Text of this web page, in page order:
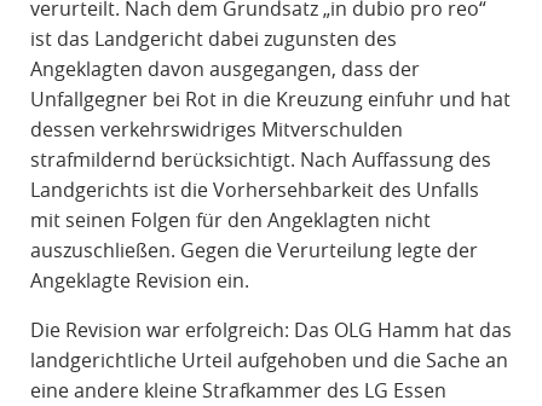
verurteilt. Nach dem Grundsatz „in dubio pro reo“
ist das Landgericht dabei zugunsten des
Angeklagten davon ausgegangen, dass der
Unfallgegner bei Rot in die Kreuzung einfuhr und hat
dessen verkehrswidriges Mitverschulden
strafmildernd berücksichtigt. Nach Auffassung des
Landgerichts ist die Vorhersehbarkeit des Unfalls
mit seinen Folgen für den Angeklagten nicht
auszuschließen. Gegen die Verurteilung legte der
Angeklagte Revision ein.
Die Revision war erfolgreich: Das OLG Hamm hat das
landgerichtliche Urteil aufgehoben und die Sache an
eine andere kleine Strafkammer des LG Essen